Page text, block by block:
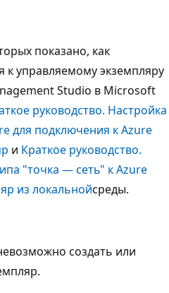
показано, как
к управляемому экземпляру
Studio в Microsoft
руководство. Настройка
для подключения к Azure
и Краткое руководство.
"точка — сеть" к Azure
из локальнойсреды.
создать или